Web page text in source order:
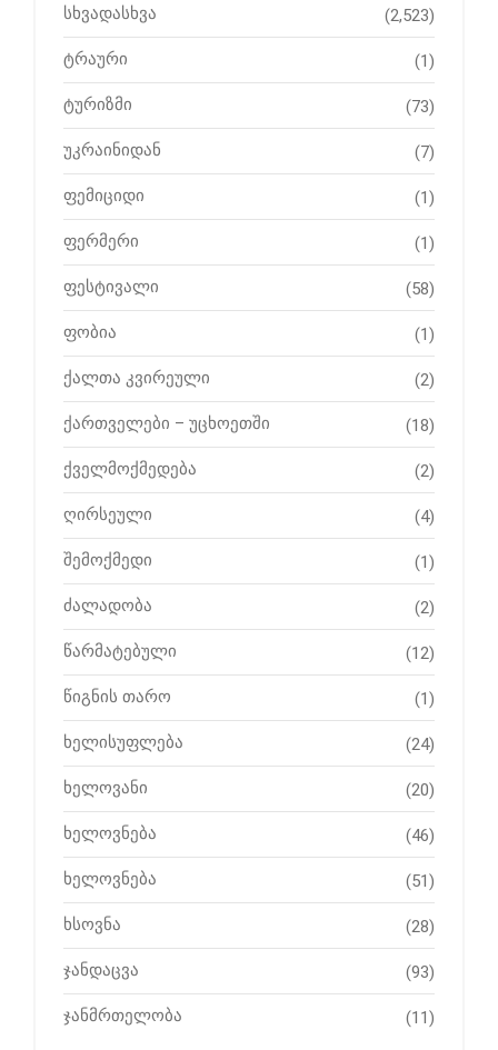
სხვადასხვა (2,523)
ტრაური (1)
ტურიზმი (73)
უკრაინიდან (7)
ფემიციდი (1)
ფერმერი (1)
ფესტივალი (58)
ფობია (1)
ქალთა კვირეული (2)
ქართველები – უცხოეთში (18)
ქველმოქმედება (2)
ღირსეული (4)
შემოქმედი (1)
ძალადობა (2)
წარმატებული (12)
წიგნის თარო (1)
ხელისუფლება (24)
ხელოვანი (20)
ხელოვნება (46)
ხელოვნება (51)
ხსოვნა (28)
ჯანდაცვა (93)
ჯანმრთელობა (11)